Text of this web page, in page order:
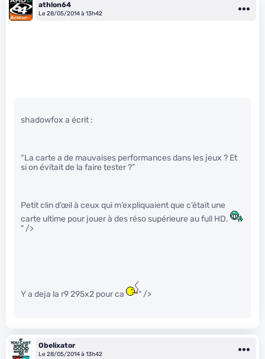
athlon64
Le 28/05/2014 à 13h42
shadowfox a écrit :
“La carte a de mauvaises performances dans les jeux ? Et
si on évitait de la faire tester ?”
Petit clin d’œil à ceux qui m’expliquaient que c’était une
carte ultime pour jouer à des réso supérieure au full HD.
" />
Y a deja la r9 295x2 pour ca " />
Obelixator
Le 28/05/2014 à 13h42